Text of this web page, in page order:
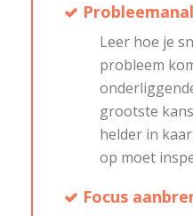
Leer hoe je
probleem
grootste
helder in
op moet
Focus